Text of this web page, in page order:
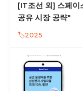
[IT조선 외] 스페이
공유 시장 공략"
2025